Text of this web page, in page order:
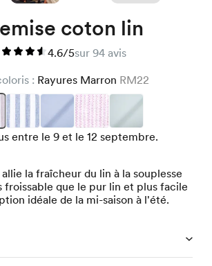
coton lin
4.6/5sur 94 avis
: Rayures Marron RM22
entre le 9 et le 12 septembre.
la fraîcheur du lin à la souplesse
froissable que le pur lin et plus facile
idéale de la mi-saison à l'été.